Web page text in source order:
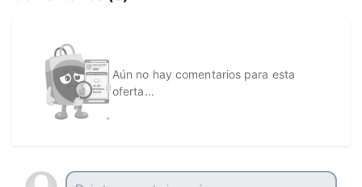
Aún no hay comentarios para esta
oferta...